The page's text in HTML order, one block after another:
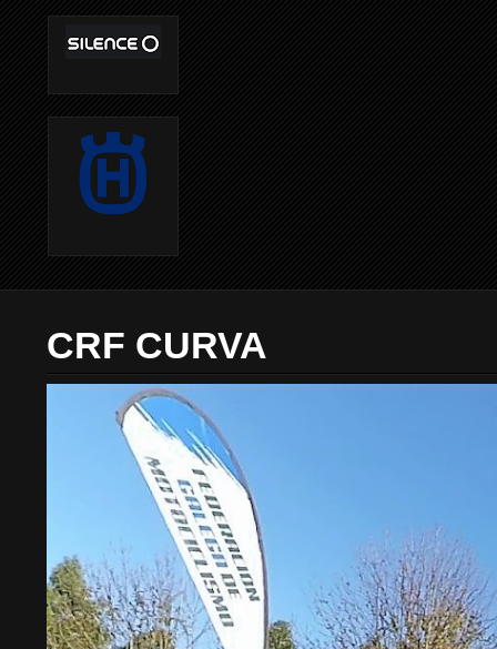
CRF CURVA